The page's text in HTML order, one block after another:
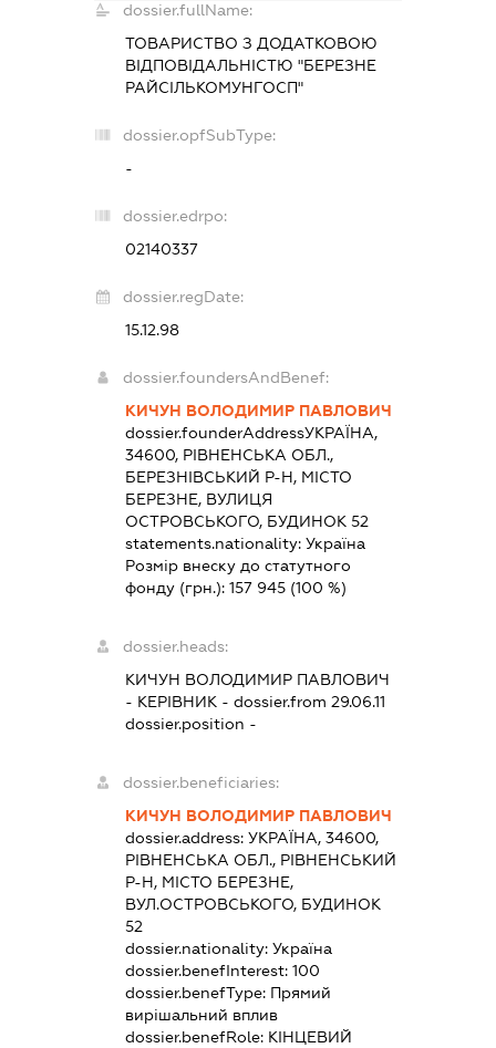
dossier.fullName:
ТОВАРИСТВО З ДОДАТКОВОЮ
ВІДПОВІДАЛЬНІСТЮ "БЕРЕЗНЕ
РАЙСІЛЬКОМУНГОСП"
dossier.opfSubType:
-
dossier.edrpo:
02140337
dossier.regDate:
15.12.98
dossier.foundersAndBenef:
КИЧУН ВОЛОДИМИР ПАВЛОВИЧ
dossier.founderAddressУКРАЇНА,
34600, РІВНЕНСЬКА ОБЛ.,
БЕРЕЗНІВСЬКИЙ Р-Н, МІСТО
БЕРЕЗНЕ, ВУЛИЦЯ
ОСТРОВСЬКОГО, БУДИНОК 52
statements.nationality:Україна
Розмір внеску до статутного
фонду (грн.):157 945 (100 %)
dossier.heads:
КИЧУН ВОЛОДИМИР ПАВЛОВИЧ
- КЕРІВНИК - dossier.from 29.06.11
dossier.position -
dossier.beneficiaries:
КИЧУН ВОЛОДИМИР ПАВЛОВИЧ
dossier.address:УКРАЇНА, 34600,
РІВНЕНСЬКА ОБЛ., РІВНЕНСЬКИЙ
Р-Н, МІСТО БЕРЕЗНЕ,
ВУЛ.ОСТРОВСЬКОГО, БУДИНОК
52
dossier.nationality:Україна
dossier.benefInterest:100
dossier.benefType: Прямий
вирішальний вплив
dossier.benefRole: КІНЦЕВИЙ